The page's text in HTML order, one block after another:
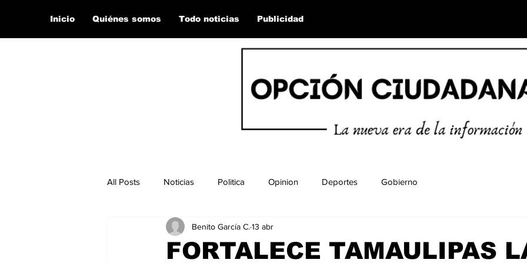
Inicio Quiénes somos Todo noticias Publicidad
All Posts Noticias Politica Opinion Deportes Gobierno
FORTALECE TAMAULIPAS
Benito García C. 13 abr